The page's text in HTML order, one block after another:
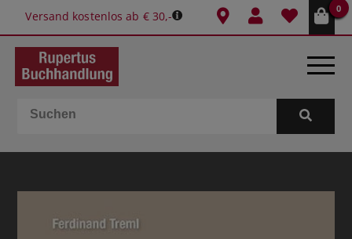
Versand kostenlos ab € 30,-
0
BÜCHER